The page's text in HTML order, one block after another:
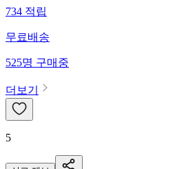
734적립
무료배송
525명구매중
더보기
5